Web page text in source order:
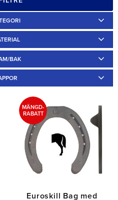
BAK
Euroskill Bag med
MÄNGD-
RABATT